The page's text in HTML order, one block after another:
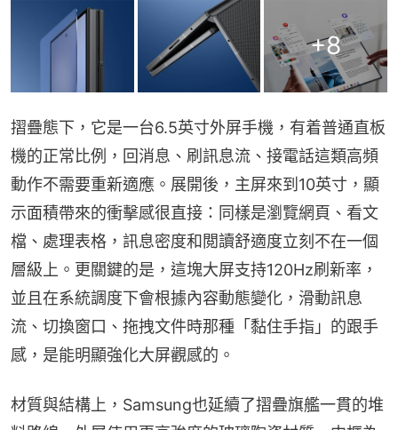
+8
摺疊態下，它是一台6.5英寸外屏手機，有着普通直板
機的正常比例，回消息、刷訊息流、接電話這類高頻
動作不需要重新適應。展開後，主屏來到10英寸，顯
示面積帶來的衝擊感很直接：同樣是瀏覽網頁、看文
檔、處理表格，訊息密度和閲讀舒適度立刻不在一個
層級上。更關鍵的是，這塊大屏支持120Hz刷新率，
並且在系統調度下會根據內容動態變化，滑動訊息
流、切換窗口、拖拽文件時那種「黏住手指」的跟手
感，是能明顯強化大屏觀感的。
材質與結構上，Samsung也延續了摺疊旗艦一貫的堆